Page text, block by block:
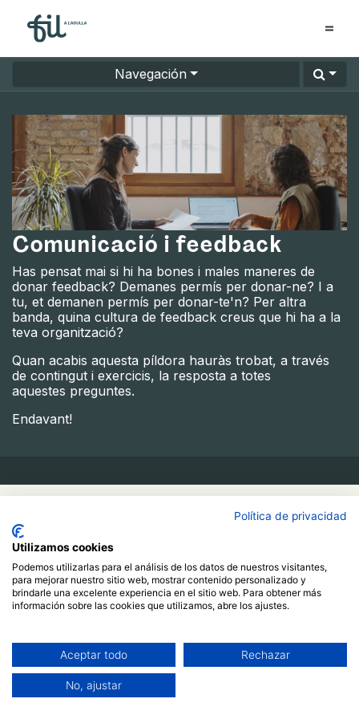
Navegación
Comunicació i feedback
Has pensat mai si hi ha bones i males maneres de
donar feedback? Demanes permís per donar-ne? I a
tu, et demanen permís per donar-te'n? Per altra
banda, quina cultura de feedback creus que hi ha a la
teva organització?
Quan acabis aquesta píldora hauràs trobat, a través
de contingut i exercicis, la resposta a totes
aquestes preguntes.
Endavant!
Agregar al carrito
Curso
Política de privacidad
Utilizamos cookies
Podemos utilizarlas para el análisis de los datos de nuestros visitantes,
para mejorar nuestro sitio web, mostrar contenido personalizado y
brindarle una excelente experiencia en el sitio web. Para obtener más
información sobre las cookies que utilizamos, abre los ajustes.
Aceptar todo Rechazar
No, ajustar